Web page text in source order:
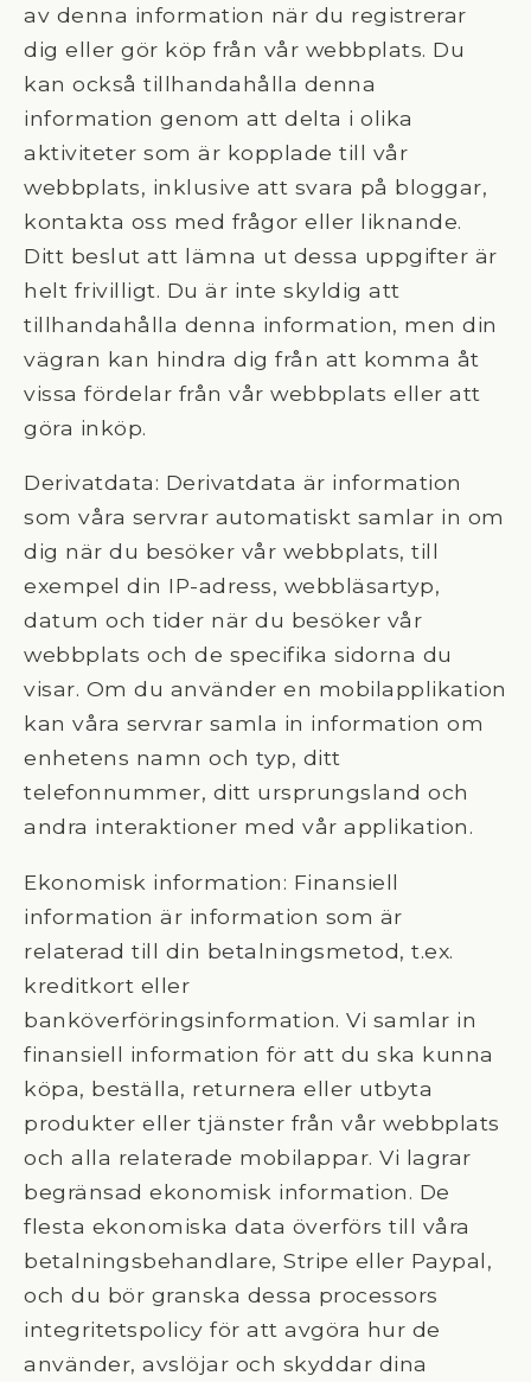
av denna information när du registrerar
dig eller gör köp från vår webbplats. Du
kan också tillhandahålla denna
information genom att delta i olika
aktiviteter som är kopplade till vår
webbplats, inklusive att svara på bloggar,
kontakta oss med frågor eller liknande.
Ditt beslut att lämna ut dessa uppgifter är
helt frivilligt. Du är inte skyldig att
tillhandahålla denna information, men din
vägran kan hindra dig från att komma åt
vissa fördelar från vår webbplats eller att
göra inköp.
Derivatdata: Derivatdata är information
som våra servrar automatiskt samlar in om
dig när du besöker vår webbplats, till
exempel din IP-adress, webbläsartyp,
datum och tider när du besöker vår
webbplats och de specifika sidorna du
visar. Om du använder en mobilapplikation
kan våra servrar samla in information om
enhetens namn och typ, ditt
telefonnummer, ditt ursprungsland och
andra interaktioner med vår applikation.
Ekonomisk information: Finansiell
information är information som är
relaterad till din betalningsmetod, t.ex.
kreditkort eller
banköverföringsinformation. Vi samlar in
finansiell information för att du ska kunna
köpa, beställa, returnera eller utbyta
produkter eller tjänster från vår webbplats
och alla relaterade mobilappar. Vi lagrar
begränsad ekonomisk information. De
flesta ekonomiska data överförs till våra
betalningsbehandlare, Stripe eller Paypal,
och du bör granska dessa processors
integritetspolicy för att avgöra hur de
använder, avslöjar och skyddar dina